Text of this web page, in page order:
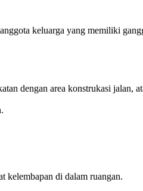
keluarga yang memiliki
dengan area konstrukasi jalan,
kelembapan di dalam ruangan.